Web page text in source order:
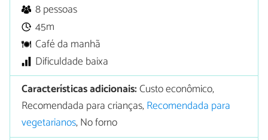
8 pessoas
45m
Café da manhã
Dificuldade baixa
Características adicionais:Custo econômico,
Recomendada para crianças,Recomendada para
vegetarianos, No forno